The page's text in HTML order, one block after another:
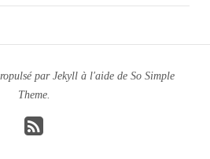
par Jekyll à l'aide de So Simple
Theme.